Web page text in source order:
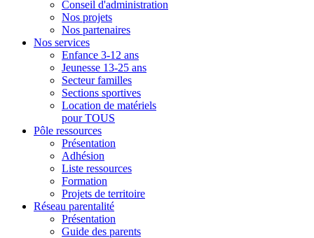
Conseil d'administration
Nos projets
Nos partenaires
Nos services
Enfance 3-12 ans
Jeunesse 13-25 ans
Secteur familles
Sections sportives
Location de matériels
pour TOUS
Pôle ressources
Présentation
Adhésion
Liste ressources
Formation
Projets de territoire
Réseau parentalité
Présentation
Guide des parents